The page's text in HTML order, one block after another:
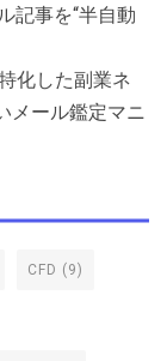
記事を“半自動
化した副業ネ
メール鑑定マニ
CFD (9)